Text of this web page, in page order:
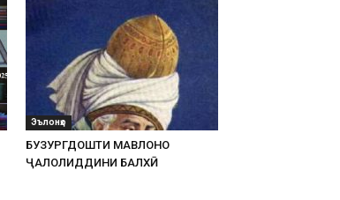
Эълонҳо
БУЗУРГДОШТИ МАВЛОНО
ҶАЛОЛИДДИНИ БАЛХӢ